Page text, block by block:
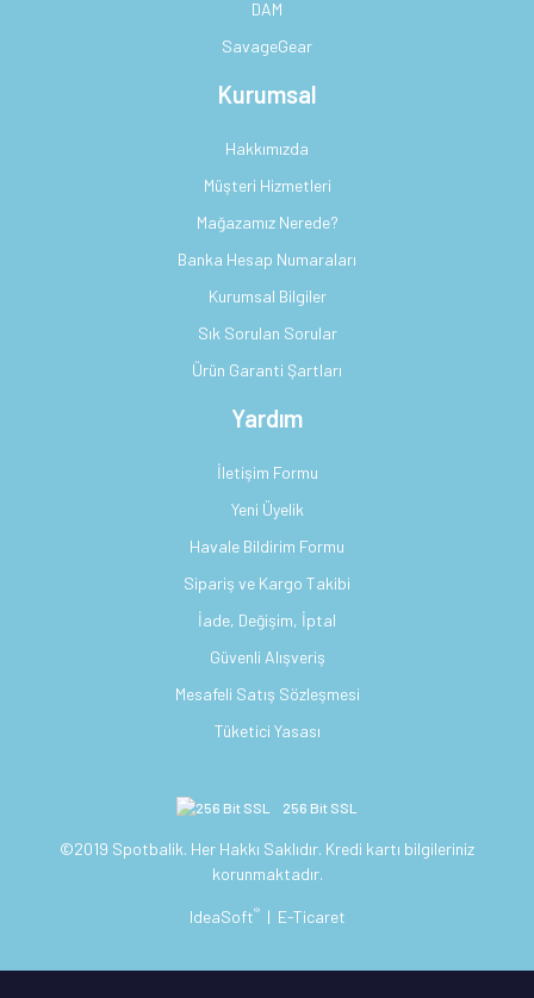
DAM
SavageGear
Kurumsal
Hakkımızda
Müşteri Hizmetleri
Mağazamız Nerede?
Banka Hesap Numaraları
Kurumsal Bilgiler
Sık Sorulan Sorular
Ürün Garanti Şartları
Yardım
İletişim Formu
Yeni Üyelik
Havale Bildirim Formu
Sipariş ve Kargo Takibi
İade, Değişim, İptal
Güvenli Alışveriş
Mesafeli Satış Sözleşmesi
Tüketici Yasası
256 Bit SSL
©2019 Spotbalik. Her Hakkı Saklıdır. Kredi kartı bilgileriniz
korunmaktadır.
IdeaSoft® | E-Ticaret